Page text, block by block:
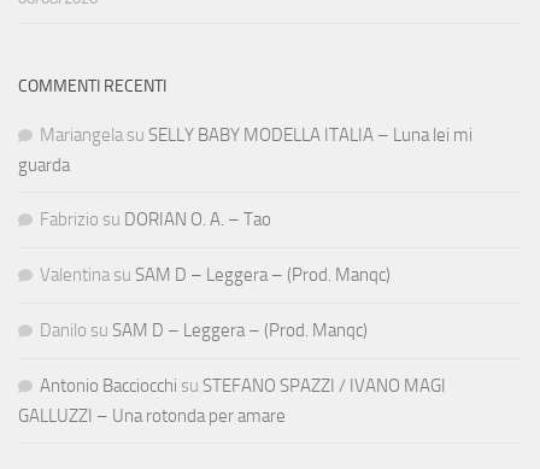
COMMENTI RECENTI
Mariangela su SELLY BABY MODELLA ITALIA – Luna lei mi
guarda
Fabrizio su DORIAN O. A. – Tao
Valentina su SAM D – Leggera – (Prod. Manqc)
Danilo su SAM D – Leggera – (Prod. Manqc)
Antonio Bacciocchi su STEFANO SPAZZI / IVANO MAGI
GALLUZZI – Una rotonda per amare